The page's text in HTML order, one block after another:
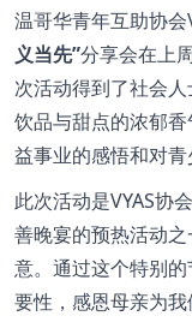
温哥华青年互助协会
义当先”分享会在上
次活动得到了社会
饮品与甜点的浓郁
益事业的感悟和对青
此次活动是VYAS协
善晚宴的预热活动
意。通过这个特别
要性，感恩母亲为